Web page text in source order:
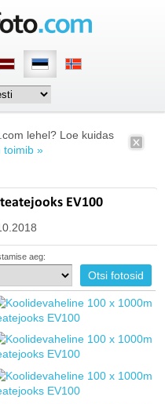
lehel? Loe kuidas
toimib »
EV100
aeg: